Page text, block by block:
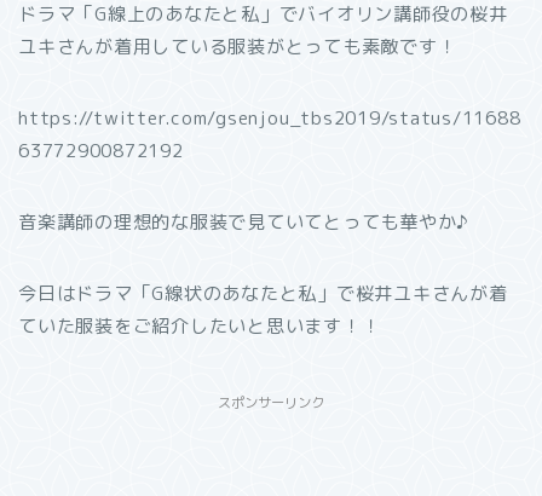
ドラマ「G線上のあなたと私」でバイオリン講師役の桜井
ユキさんが着用している服装がとっても素敵です！
https://twitter.com/gsenjou_tbs2019/status/11688
63772900872192
音楽講師の理想的な服装で見ていてとっても華やか♪
今日はドラマ「G線状のあなたと私」で桜井ユキさんが着
ていた服装をご紹介したいと思います！！
スポンサーリンク